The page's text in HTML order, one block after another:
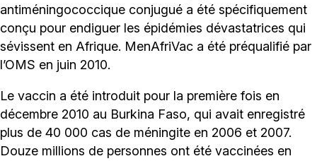
antiméningococcique conjugué a été spécifiquement
conçu pour endiguer les épidémies dévastatrices qui
sévissent en Afrique. MenAfriVac a été préqualifié par
l’OMS en juin 2010.
Le vaccin a été introduit pour la première fois en
décembre 2010 au Burkina Faso, qui avait enregistré
plus de 40 000 cas de méningite en 2006 et 2007.
Douze millions de personnes ont été vaccinées en